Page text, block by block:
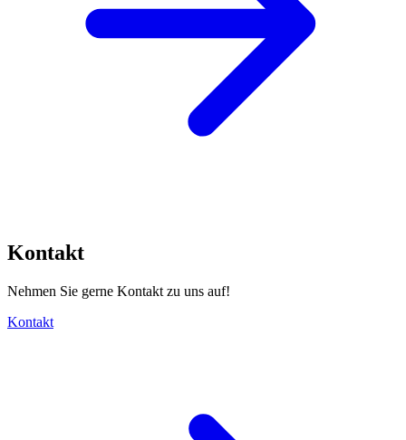
Kontakt
Nehmen Sie gerne Kontakt zu uns auf!
Kontakt